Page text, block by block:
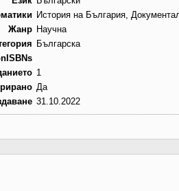
История на България,
Жанр Научна
Българска
1
Да
31.10.2022